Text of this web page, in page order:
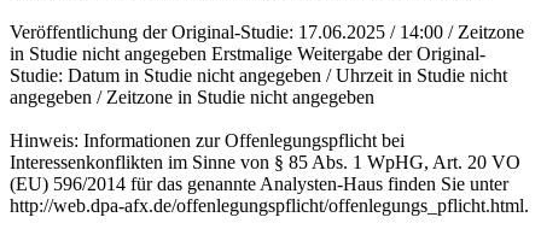
Veröffentlichung der Original-Studie: 17.06.2025 / 14:00 / Zeitzone
in Studie nicht angegeben Erstmalige Weitergabe der Original-
Studie: Datum in Studie nicht angegeben / Uhrzeit in Studie nicht
angegeben / Zeitzone in Studie nicht angegeben
Hinweis: Informationen zur Offenlegungspflicht bei
Interessenkonflikten im Sinne von § 85 Abs. 1 WpHG, Art. 20 VO
(EU) 596/2014 für das genannte Analysten-Haus finden Sie unter
http://web.dpa-afx.de/offenlegungspflicht/offenlegungs_pflicht.html.